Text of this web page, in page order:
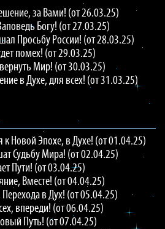
за Вами! (от 26.03.25)
Богу! (от 27.03.25)
Просьбу России! (от 28.03.25)
помех! (от 29.03.25)
Мир! (от 30.03.25)
в Духе, для всех! (от 31.03.25)
к Новой Эпохе, в Духе! (от 01.04.25)
Судьбу Мира! (от 02.04.25)
Пути! (от 03.04.25)
Вместе! (от 04.04.25)
в Дух! (от 05.04.25)
впереди! (от 06.04.25)
Путь! (от 07.04.25)